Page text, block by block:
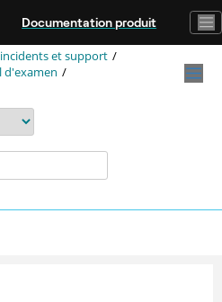
Documentation produit
et support
d'examen